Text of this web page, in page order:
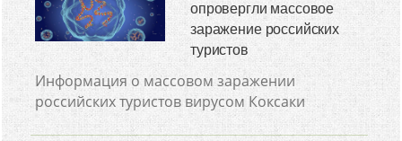
опровергли массовое
заражение российских
туристов
Информация о массовом заражении
российских туристов вирусом Коксаки